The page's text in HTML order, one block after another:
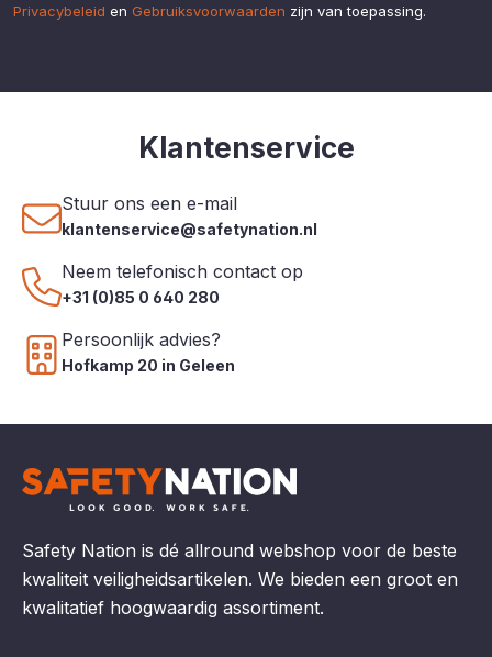
Privacybeleid en Gebruiksvoorwaarden zijn van toepassing.
Klantenservice
Stuur ons een e-mail
klantenservice@safetynation.nl
Neem telefonisch contact op
+31 (0)85 0 640 280
Persoonlijk advies?
Hofkamp 20 in Geleen
Safety Nation is dé allround webshop voor de beste
kwaliteit veiligheidsartikelen. We bieden een groot en
kwalitatief hoogwaardig assortiment.